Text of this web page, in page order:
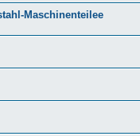
Maschinenteilee